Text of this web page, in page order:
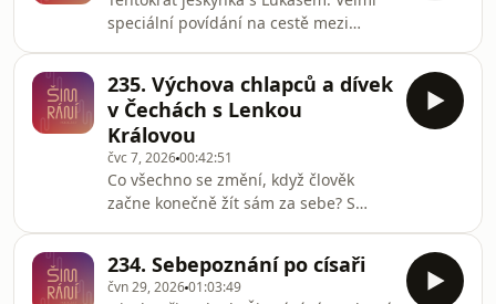
takové nepochopení začíná a kam
může vést? Myslím, že tenhle
průvodce je praktický a užitečný pro
každého bez rozdílu. A jestli cítíte, že
by i váš vztah potřeboval poladit s
odborníkem, n
speciální povídání na cestě mezi
transformace a byl svolný sdílet své
zkušenosti, zážitky i doporučení. Jestli
vás zajímá, jak to na takovém festivalu
vypadá, jste tu správně.Postprodukce:
Ondřej Markus Zeman
235. Výchova chlapců a dívek
v Čechách s Lenkou
Královou
čvc 7, 202600:42:51
Co všechno se změní, když člověk
začne konečně žít sám za sebe? S
Řeč přišla také na to, jak hormony
promění nejen tělo, ale někdy i
234. Sebepoznání po císaři
čvn 29, 202601:03:49